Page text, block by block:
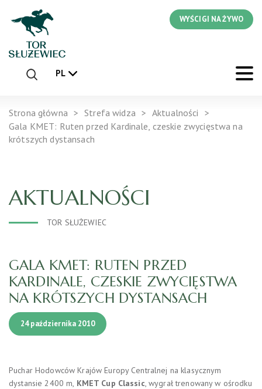
WYŚCIGI NA ŻYWO
PL
Strona główna Strefa widza
Aktualności
Gala KMET: Ruten przed Kardinale, czeskie zwycięstwa na
krótszych dystansach
AKTUALNOŚCI
TOR SŁUŻEWIEC
GALA KMET: RUTEN PRZED
KARDINALE, CZESKIE ZWYCIĘSTWA
NA KRÓTSZYCH DYSTANSACH
24 października 2010
Puchar Hodowców Krajów Europy Centralnej na klasycznym
dystansie 2400 m, KMET Cup Classic , wygrał trenowany w ośrodku